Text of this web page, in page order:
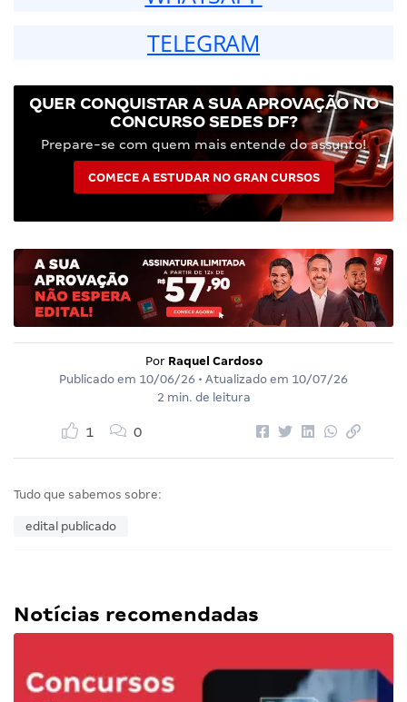
TELEGRAM
QUER CONQUISTAR A SUA APROVAÇÃO NO
CONCURSO SEDES DF?
Prepare-se com quem mais entende do assunto!
COMECE A ESTUDAR NO GRAN CURSOS
Por Raquel Cardoso
Publicado em 10/06/26 • Atualizado em 10/07/26
2 min. de leitura
1 0
Tudo que sabemos sobre:
edital publicado
Notícias recomendadas